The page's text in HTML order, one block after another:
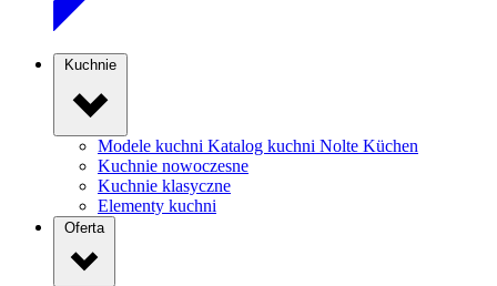
Modele kuchni Katalog kuchni Nolte Küchen
Kuchnie nowoczesne
Kuchnie klasyczne
Elementy kuchni
Oferta